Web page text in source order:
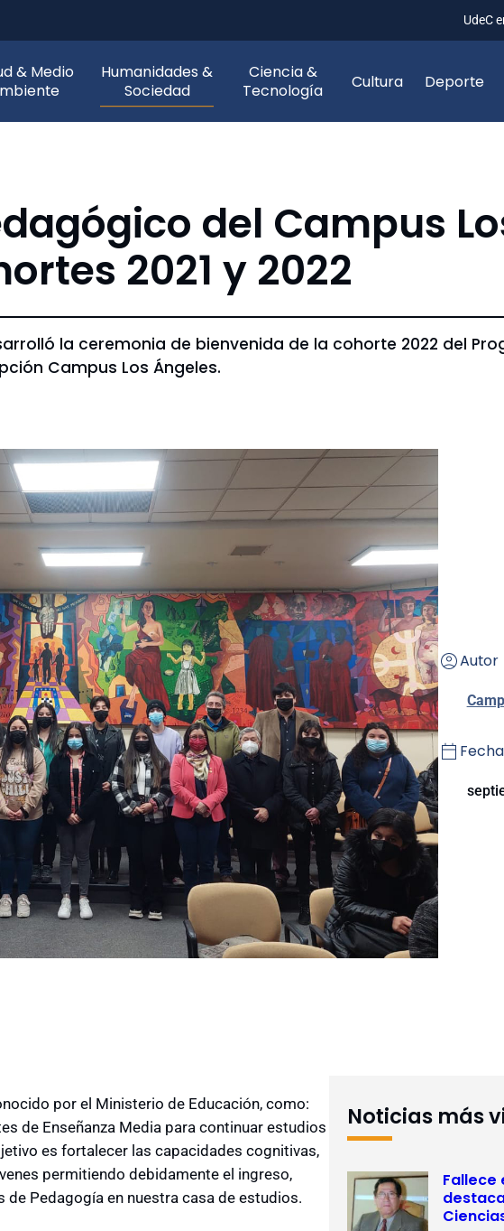
UdeC
& Medio
Humanidades &
Sociedad
Ciencia &
Tecnología
Cultura Deporte
del Campus
2021 y 2022
la ceremonia de bienvenida de la cohorte 2022 del
Campus Los Ángeles.
Autor
Fecha
por el Ministerio de Educación, como:
de Enseñanza Media para continuar estudios
es fortalecer las capacidades cognitivas,
permitiendo debidamente el ingreso,
de Pedagogía en nuestra casa de estudios.
Noticias más
Fallece